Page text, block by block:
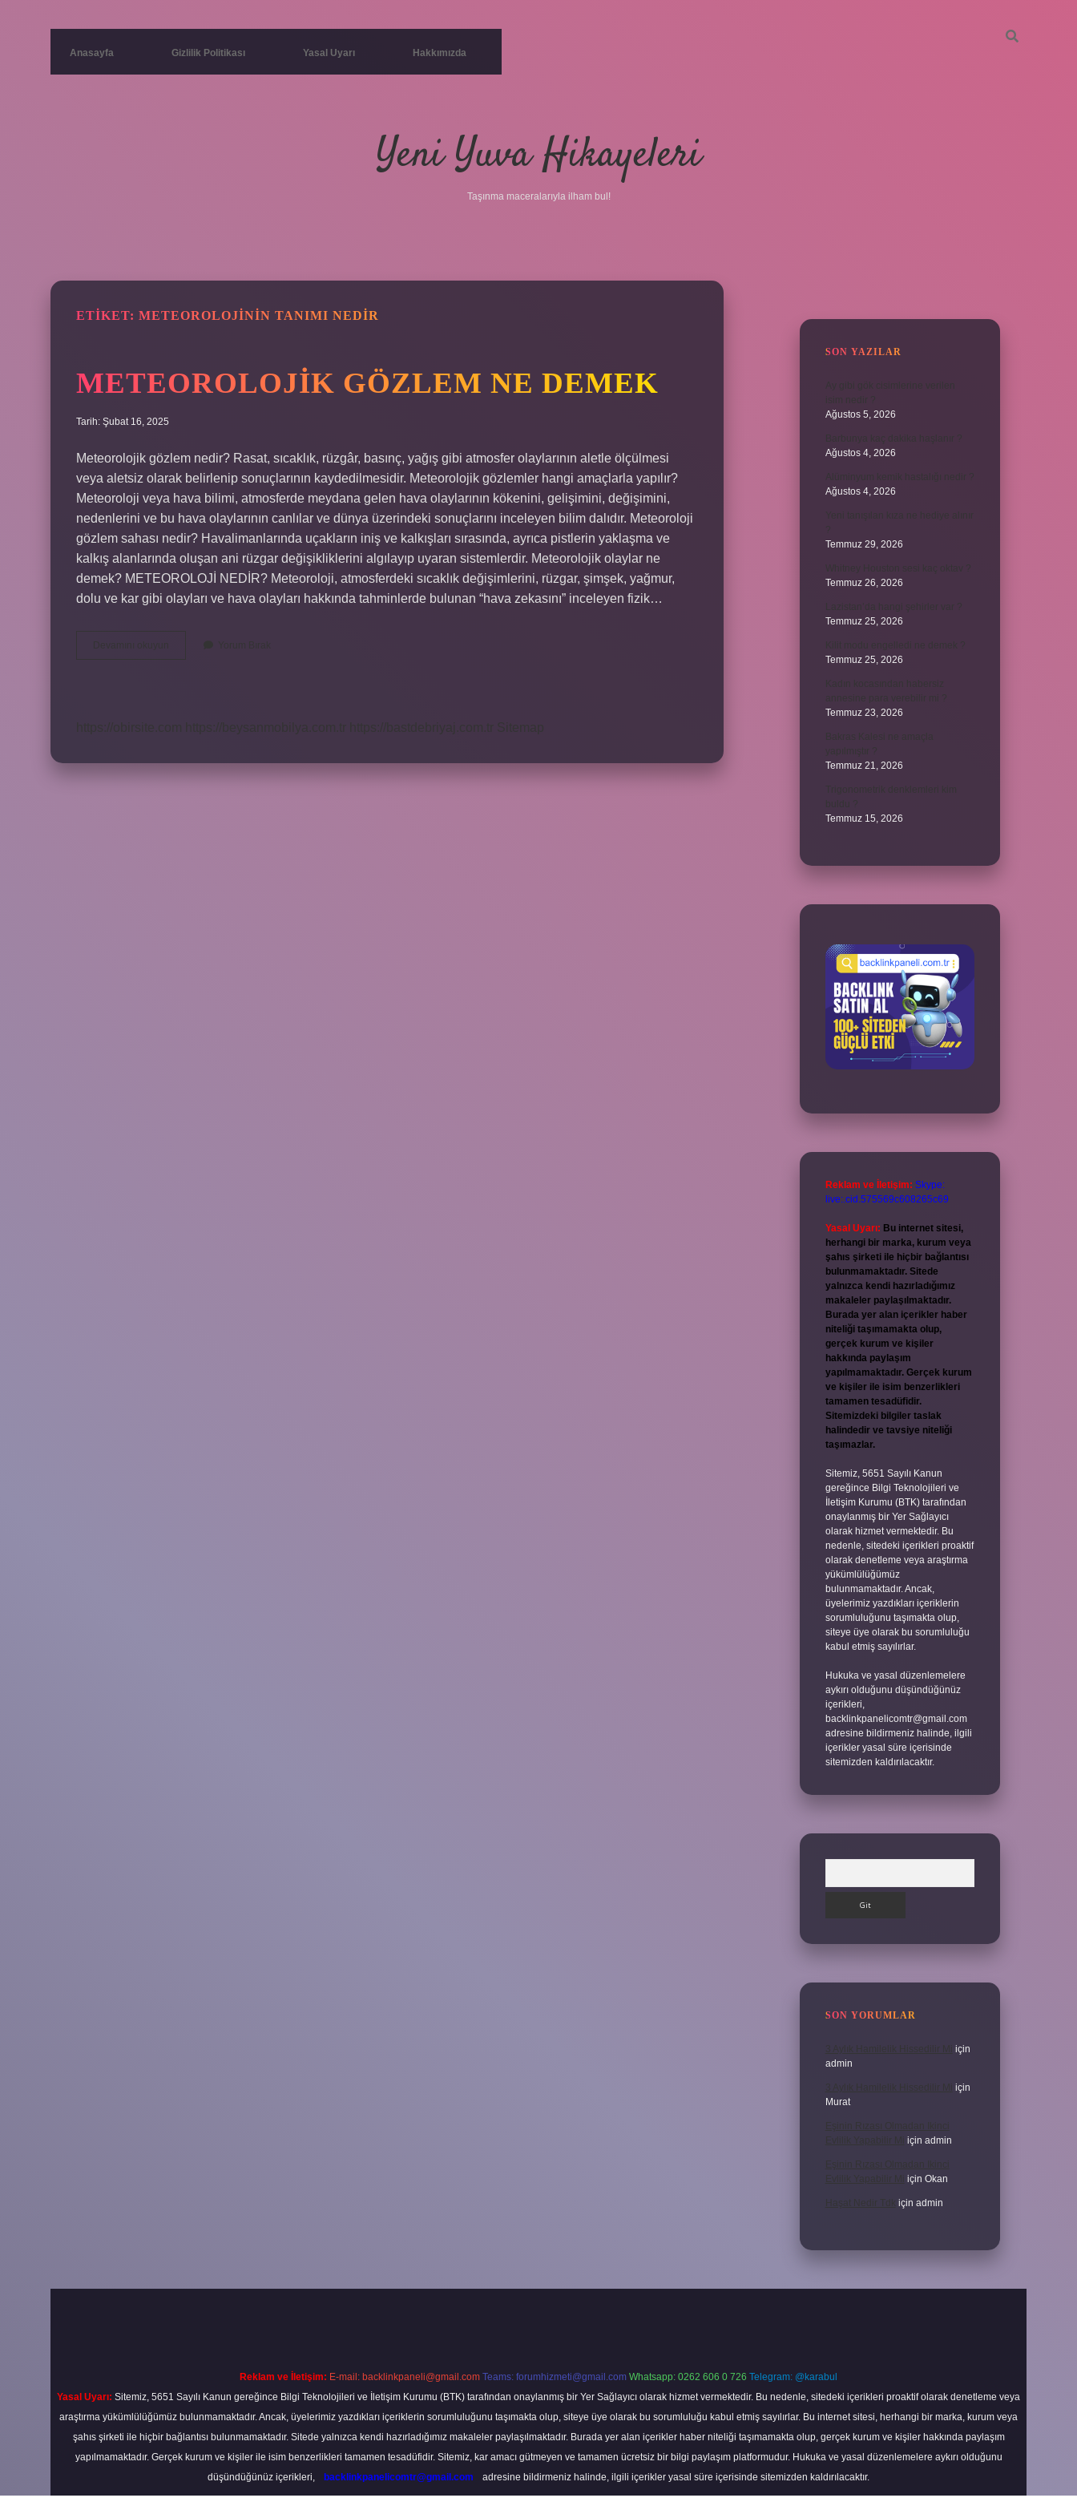
Anasayfa Gizlilik Politikası Yasal Uyarı Hakkımızda
Yeni Yuva Hikayeleri
Taşınma maceralarıyla ilham bul!
ETIKET: METEOROLOJININ TANIMI NEDIR
METEOROLOJIK GÖZLEM NE DEMEK
Tarih: Şubat 16, 2025
Meteorolojik gözlem nedir? Rasat, sıcaklık, rüzgâr, basınç, yağış gibi atmosfer olaylarının aletle ölçülmesi
veya aletsiz olarak belirlenip sonuçlarının kaydedilmesidir. Meteorolojik gözlemler hangi amaçlarla yapılır?
Meteoroloji veya hava bilimi, atmosferde meydana gelen hava olaylarının kökenini, gelişimini, değişimini,
nedenlerini ve bu hava olaylarının canlılar ve dünya üzerindeki sonuçlarını inceleyen bilim dalıdır. Meteoroloji
gözlem sahası nedir? Havalimanlarında uçakların iniş ve kalkışları sırasında, ayrıca pistlerin yaklaşma ve
kalkış alanlarında oluşan ani rüzgar değişikliklerini algılayıp uyaran sistemlerdir. Meteorolojik olaylar ne
demek? METEOROLOJİ NEDİR? Meteoroloji, atmosferdeki sıcaklık değişimlerini, rüzgar, şimşek, yağmur,
dolu ve kar gibi olayları ve hava olayları hakkında tahminlerde bulunan “hava zekasını” inceleyen fizik…
SON YAZILAR
Ağustos 5, 2026
Ağustos 4, 2026
Ağustos 4, 2026
Temmuz 29, 2026
Temmuz 26, 2026
Temmuz 25, 2026
Temmuz 25, 2026
Temmuz 23, 2026
Temmuz 21, 2026
Temmuz 15, 2026
Reklam ve İletişim: Skype:
live:.cid.575569c608265c69
Yasal Uyarı: Bu internet sitesi,
herhangi bir marka, kurum veya
şahıs şirketi ile hiçbir bağlantısı
bulunmamaktadır. Sitede
yalnızca kendi hazırladığımız
makaleler paylaşılmaktadır.
Burada yer alan içerikler haber
niteliği taşımamakta olup,
gerçek kurum ve kişiler
hakkında paylaşım
yapılmamaktadır. Gerçek kurum
ve kişiler ile isim benzerlikleri
tamamen tesadüfidir.
Sitemizdeki bilgiler taslak
halindedir ve tavsiye niteliği
taşımazlar.
Sitemiz, 5651 Sayılı Kanun
gereğince Bilgi Teknolojileri ve
İletişim Kurumu (BTK) tarafından
onaylanmış bir Yer Sağlayıcı
olarak hizmet vermektedir. Bu
nedenle, sitedeki içerikleri proaktif
olarak denetleme veya araştırma
yükümlülüğümüz
bulunmamaktadır. Ancak,
üyelerimiz yazdıkları içeriklerin
sorumluluğunu taşımakta olup,
siteye üye olarak bu sorumluluğu
kabul etmiş sayılırlar.
Hukuka ve yasal düzenlemelere
aykırı olduğunu düşündüğünüz
içerikleri,
backlinkpanelicomtr@gmail.com
adresine bildirmeniz halinde, ilgili
içerikler yasal süre içerisinde
sitemizden kaldırılacaktır.
SON YORUMLAR
3 Aylık Hamilelik Hissedilir Mi
için
admin
3 Aylık Hamilelik Hissedilir Mi için
Murat
Eşinin Rızası Olmadan Ikinci
Evlilik Yapabilir Mi için admin
Eşinin Rızası Olmadan Ikinci
Evlilik Yapabilir Mi için Okan
Haşat Nedir Tdk için admin
Reklam ve İletişim: E-mail: backlinkpaneli@gmail.com Teams: forumhizmeti@gmail.com Whatsapp: 0262 606 0 726 Telegram: @karabul
Yasal Uyarı: Sitemiz, 5651 Sayılı Kanun gereğince Bilgi Teknolojileri ve İletişim Kurumu (BTK) tarafından onaylanmış bir Yer Sağlayıcı olarak hizmet vermektedir. Bu nedenle, sitedeki içerikleri proaktif olarak denetleme veya
araştırma yükümlülüğümüz bulunmamaktadır. Ancak, üyelerimiz yazdıkları içeriklerin sorumluluğunu taşımakta olup, siteye üye olarak bu sorumluluğu kabul etmiş sayılırlar. Bu internet sitesi, herhangi bir marka, kurum veya
şahıs şirketi ile hiçbir bağlantısı bulunmamaktadır. Sitede yalnızca kendi hazırladığımız makaleler paylaşılmaktadır. Burada yer alan içerikler haber niteliği taşımamakta olup, gerçek kurum ve kişiler hakkında paylaşım
yapılmamaktadır. Gerçek kurum ve kişiler ile isim benzerlikleri tamamen tesadüfidir. Sitemiz, kar amacı gütmeyen ve tamamen ücretsiz bir bilgi paylaşım platformudur. Hukuka ve yasal düzenlemelere aykırı olduğunu
düşündüğünüz içerikleri,
backlinkpanelicomtr@gmail.com adresine bildirmeniz halinde, ilgili içerikler yasal süre içerisinde sitemizden kaldırılacaktır.